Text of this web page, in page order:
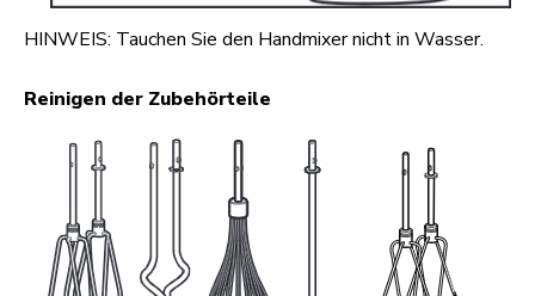
HINWEIS: Tauchen Sie den Handmixer nicht in Wasser.
Reinigen der Zubehörteile